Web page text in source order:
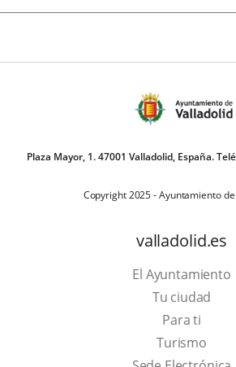
Plaza Mayor, 1. 47001 Valladolid, España.
Copyright 2025 - Ayuntamiento
valladolid.es
El Ayuntamiento
Tu ciudad
Para ti
TurismoThis